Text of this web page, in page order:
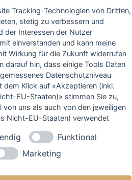
Tracking-Technologien von Dritten,
stetig zu verbessern und
der Interessen der Nutzer
einverstanden und kann meine
Wirkung für die Zukunft widerrufen
darauf hin, dass einige Tools Daten
Datenschutzniveau
dem Klick auf «Akzeptieren (inkl.
EU-Staaten)» stimmen Sie zu,
uns als auch von den jeweiligen
Nicht-EU-Staaten) verwendet
ändern.
Funktional
Marketing